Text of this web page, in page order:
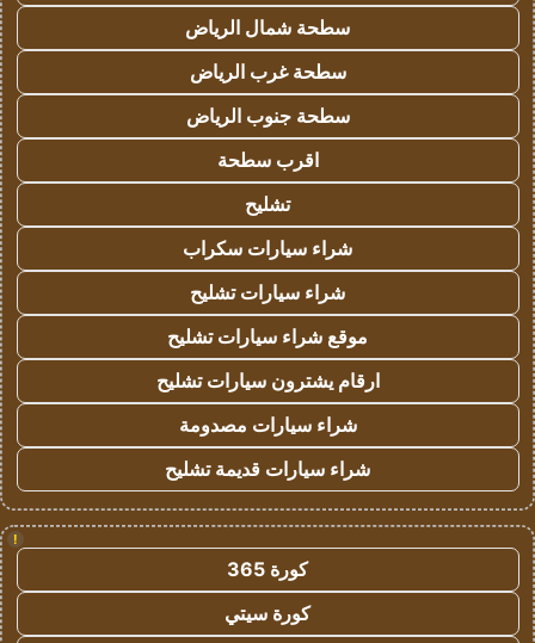
سطحة شمال الرياض
سطحة غرب الرياض
سطحة جنوب الرياض
اقرب سطحة
تشليح
شراء سيارات سكراب
شراء سيارات تشليح
موقع شراء سيارات تشليح
ارقام يشترون سيارات تشليح
شراء سيارات مصدومة
شراء سيارات قديمة تشليح
!
كورة 365
كورة سيتي